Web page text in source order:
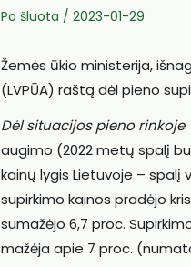
Po šluota / 2023-01-29
Žemės ūkio ministerija,
(LVPŪA) raštą dėl pieno
Dėl situacijos pieno rinkoje
augimo (2022 metų spalį
kainų lygis Lietuvoje –
supirkimo kainos pradėjo
sumažėjo 6,7 proc.
mažėja apie 7 proc.